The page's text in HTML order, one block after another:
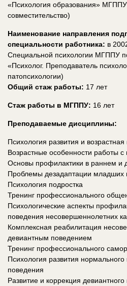
«Психология образования»
совместительство)
Наименование направления
специальности работника: в
Специальной психологии МГППУ
«Психолог. Преподаватель
патопсихологии)
Общий стаж работы: 17 лет
Стаж работы в МГППУ: 16 лет
Преподаваемые дисциплины:
Психология развития и возрастная
Возрастные особенности работы
Основы профилактики в раннем и
Проблемы дезадаптации младших
Психология подростка
Тренинг профессионального
Психологические аспекты
поведения несовершеннолетних
Комплексная реабилитация
девиантным поведением
Тренинг профессионального
Психология развития
поведения
Развитие и коррекция